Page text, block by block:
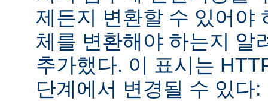
제든지 변환할 수 있어야
체를 변환해야 하는지 알
추가했다. 이 표시는
단계에서 변경될 수 있다: